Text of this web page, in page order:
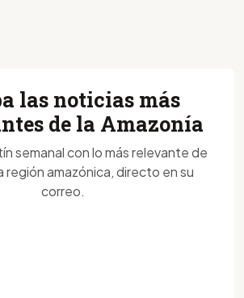
las noticias más
de la Amazonía
semanal con lo más relevante de
región amazónica, directo en su
correo.